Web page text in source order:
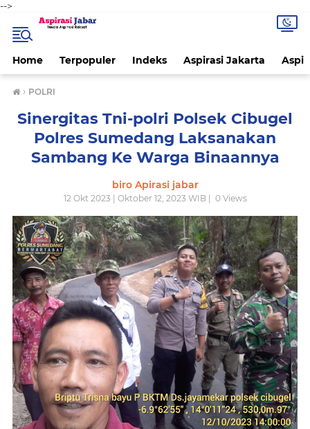
-->
Home Terpopuler Indeks Aspirasi Jakarta
› POLRI
Sinergitas Tni-polri Polsek Cibugel
Polres Sumedang Laksanakan
Sambang Ke Warga Binaannya
biro Apirasi jabar
12 Okt 2023 | Oktober 12, 2023 WIB | 0Views